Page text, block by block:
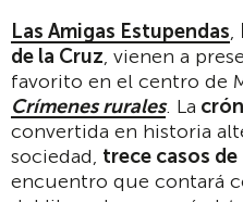
Las Amigas Estupendas,
de la Cruz, vienen a
favorito en el centro de
Crímenes rurales. La
convertida en historia
sociedad, trece casos de
encuentro que contará